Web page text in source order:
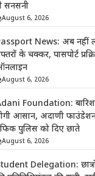
सनसनी
August 6, 2026
News: अब नहीं
के चक्कर, पासपोर्ट
August 6, 2026
Foundation: बारिश
आसान, अदाणी
पुलिस को दिए छाते
August 6, 2026
Delegation: